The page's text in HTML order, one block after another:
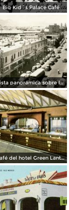
Big Kid´s Palace Café
Vista panorámica sobre la Avenida 16 de Septiembre
Café del hotel Green Lantern Inn